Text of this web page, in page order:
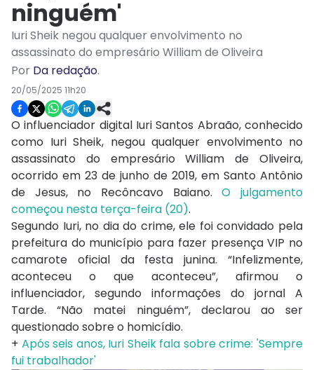
ninguém'
Iuri Sheik negou qualquer envolvimento no
assassinato do empresário William de Oliveira
Por Da redação.
20/05/2025 11h20
O influenciador digital Iuri Santos Abraão, conhecido
como Iuri Sheik, negou qualquer envolvimento no
assassinato do empresário William de Oliveira,
ocorrido em 23 de junho de 2019, em Santo Antônio
de Jesus, no Recôncavo Baiano.O julgamento
começou nesta terça-feira (20).
Segundo Iuri, no dia do crime, ele foi convidado pela
prefeitura do município para fazer presença VIP no
camarote oficial da festa junina. “Infelizmente,
aconteceu o que aconteceu”, afirmou o
influenciador, segundo informações do jornal A
Tarde. “Não matei ninguém”, declarou ao ser
questionado sobre o homicídio.
+ Após seis anos, Iuri Sheik fala sobre crime: 'Sempre
fui trabalhador'